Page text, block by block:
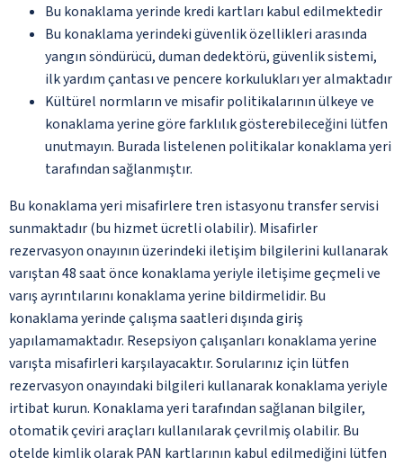
Bu konaklama yerinde kredi kartları kabul edilmektedir
Bu konaklama yerindeki güvenlik özellikleri arasında
yangın söndürücü, duman dedektörü, güvenlik sistemi,
ilk yardım çantası ve pencere korkulukları yer almaktadır
Kültürel normların ve misafir politikalarının ülkeye ve
konaklama yerine göre farklılık gösterebileceğini lütfen
unutmayın. Burada listelenen politikalar konaklama yeri
tarafından sağlanmıştır.
Bu konaklama yeri misafirlere tren istasyonu transfer servisi
sunmaktadır (bu hizmet ücretli olabilir). Misafirler
rezervasyon onayının üzerindeki iletişim bilgilerini kullanarak
varıştan 48 saat önce konaklama yeriyle iletişime geçmeli ve
varış ayrıntılarını konaklama yerine bildirmelidir. Bu
konaklama yerinde çalışma saatleri dışında giriş
yapılamamaktadır. Resepsiyon çalışanları konaklama yerine
varışta misafirleri karşılayacaktır. Sorularınız için lütfen
rezervasyon onayındaki bilgileri kullanarak konaklama yeriyle
irtibat kurun. Konaklama yeri tarafından sağlanan bilgiler,
otomatik çeviri araçları kullanılarak çevrilmiş olabilir. Bu
otelde kimlik olarak PAN kartlarının kabul edilmediğini lütfen